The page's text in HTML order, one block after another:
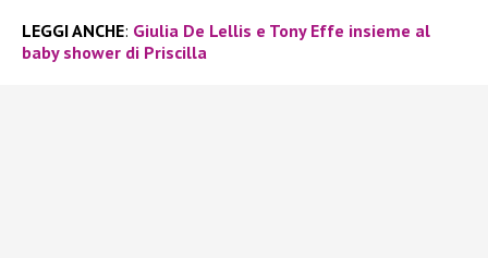
LEGGI ANCHE: Giulia De Lellis e Tony Effe insieme al
baby shower di Priscilla